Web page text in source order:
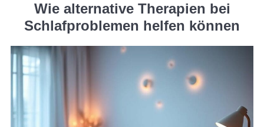
Wie alternative Therapien bei
Schlafproblemen helfen können